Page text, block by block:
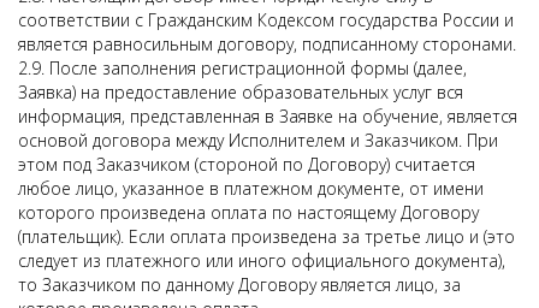
соответствии с Гражданским Кодексом государства России и
является равносильным договору, подписанному сторонами.
2.9. После заполнения регистрационной формы (далее,
Заявка) на предоставление образовательных услуг вся
информация, представленная в Заявке на обучение, является
основой договора между Исполнителем и Заказчиком. При
этом под Заказчиком (стороной по Договору) считается
любое лицо, указанное в платежном документе, от имени
которого произведена оплата по настоящему Договору
(плательщик). Если оплата произведена за третье лицо и (это
следует из платежного или иного официального документа),
то Заказчиком по данному Договору является лицо, за